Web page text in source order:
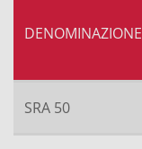
DENOMINAZIONE
SRA 50